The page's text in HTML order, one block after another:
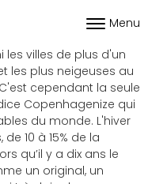
ToggleMenu
les villes de plus d'un
les plus neigeuses au
cependant la seule
Copenhagenize qui
du monde. L'hiver
10 à 15% de la
qu’il y a dix ans le
un original, un